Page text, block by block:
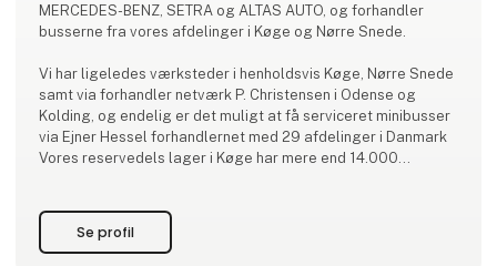
MERCEDES-BENZ, SETRA og ALTAS AUTO, og forhandler
busserne fra vores afdelinger i Køge og Nørre Snede.
Vi har ligeledes værksteder i henholdsvis Køge, Nørre Snede
samt via forhandler netværk P. Christensen i Odense og
Kolding, og endelig er det muligt at få serviceret minibusser
via Ejner Hessel forhandlernet med 29 afdelinger i Danmark
Vores reservedels lager i Køge har mere end 14.000
Vi sælger reservedele,
Se profil